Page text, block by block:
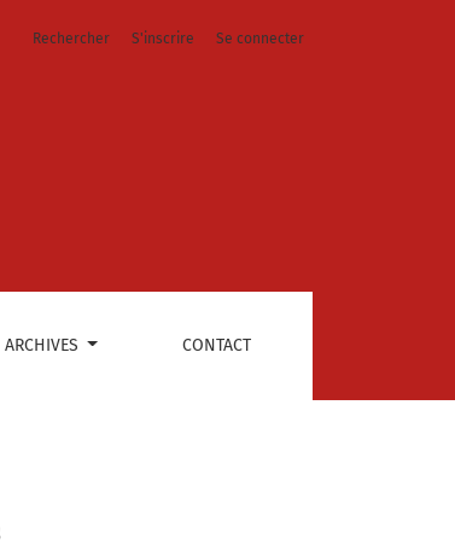
ARCHIVES CONTACT
Rechercher S'inscrire Se connecter